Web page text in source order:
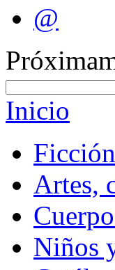
@
Inicio
Artes,
Niños